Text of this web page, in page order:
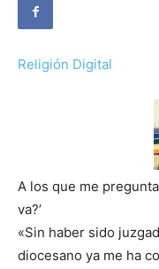
Religión Digital
A los que me
va?’
«Sin haber sido
diocesano ya me ha